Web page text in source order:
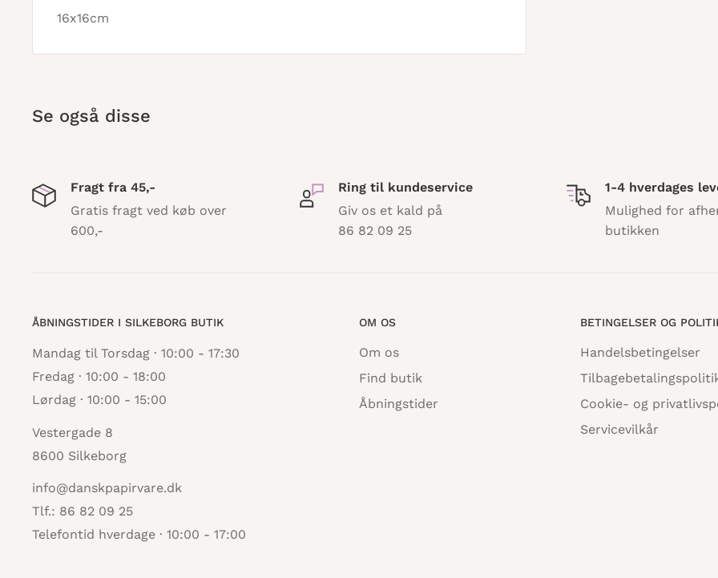
16x16cm
Se også disse
Fragt fra 45,-
Gratis fragt ved køb over
600,-
Ring til kundeservice
Giv os et kald på
86 82 09 25
1-4 hverdages
Mulighed for
butikken
ÅBNINGSTIDER I SILKEBORG BUTIK
Mandag til Torsdag · 10:00 - 17:30
Fredag · 10:00 - 18:00
Lørdag · 10:00 - 15:00
Vestergade 8
8600 Silkeborg
info@danskpapirvare.dk
Tlf.: 86 82 09 25
Telefontid hverdage · 10:00 - 17:00
OM OS
Om os
Find butik
Åbningstider
BETINGELSER OG
Handelsbetingelser
Cookie- og
Servicevilkår